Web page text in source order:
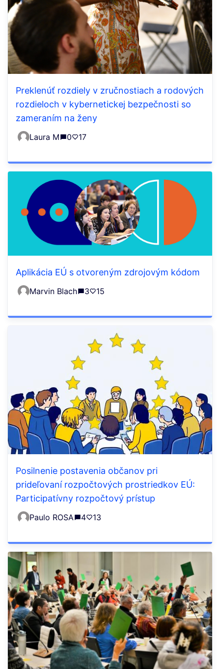
Preklenúť rozdiely v zručnostiach a rodových
rozdieloch v kybernetickej bezpečnosti so
zameraním na ženy
Laura M 0 17
Aplikácia EÚ s otvoreným zdrojovým kódom
Marvin Blach 3 15
Posilnenie postavenia občanov pri
prideľovaní rozpočtových prostriedkov EÚ:
Participatívny rozpočtový prístup
Paulo ROSA 4 13